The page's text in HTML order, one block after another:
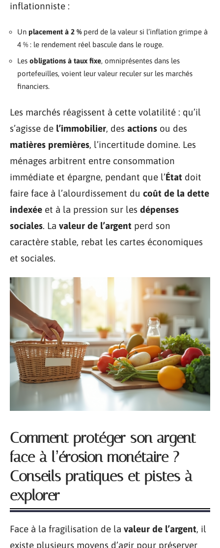
inflationniste :
Un placement à 2 %perd de la valeur si l’inflation grimpe à
4 % : le rendement réel bascule dans le rouge.
Les obligations à taux fixe, omniprésentes dans les
portefeuilles, voient leur valeur reculer sur les marchés
financiers.
Les marchés réagissent à cette volatilité : qu’il
s’agisse de l’immobilier, des actions ou des
matières premières, l’incertitude domine. Les
ménages arbitrent entre consommation
immédiate et épargne, pendant que l’État doit
faire face à l’alourdissement du coût de la dette
indexée et à la pression sur les dépenses
sociales. La valeur de l’argent perd son
caractère stable, rebat les cartes économiques
et sociales.
Comment protéger son argent
face à l’érosion monétaire ?
Conseils pratiques et pistes à
explorer
Face à la fragilisation de la valeur de l’argent, il
existe plusieurs moyens d’agir pour préserver